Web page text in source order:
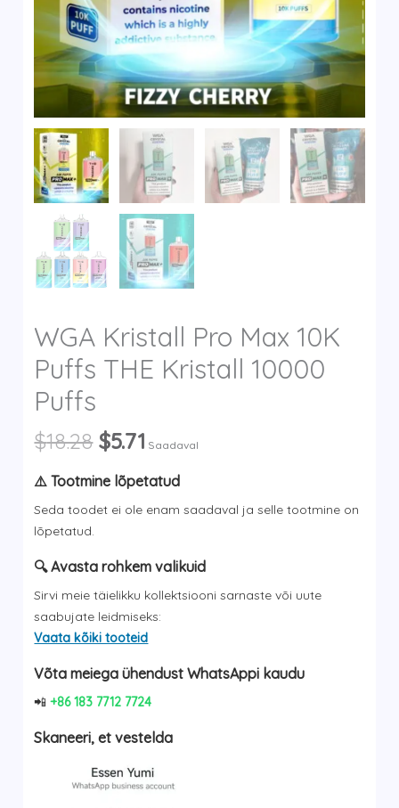
WGA Kristall Pro Max 10K
Puffs THE Kristall 10000
Puffs
$18.28 Algne
oli:
$18.28.
$5.71Current
is:
$5.71.
Saadaval
⚠️ Tootmine lõpetatud
Seda toodet ei ole enam saadaval ja selle tootmine on
lõpetatud.
🔍 Avasta rohkem valikuid
Sirvi meie täielikku kollektsiooni sarnaste või uute
saabujate leidmiseks:
Vaata kõiki tooteid
Võta meiega ühendust WhatsAppi kaudu
📲+86 183 7712 7724
Skaneeri, et vestelda